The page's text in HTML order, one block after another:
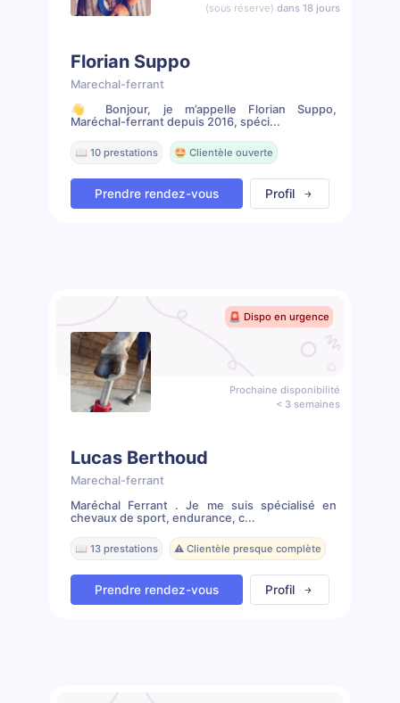
(sous réserve) dans 18 jours
Florian Suppo
Marechal-ferrant
👋 Bonjour, je m’appelle Florian Suppo,
Maréchal-ferrant depuis 2016, spéci...
📖 10 prestations 🤩 Clientèle ouverte
Prendre rendez-vous Profil
🚨 Dispo en urgence
Prochaine disponibilité
< 3 semaines
Lucas Berthoud
Marechal-ferrant
Maréchal Ferrant . Je me suis spécialisé en
chevaux de sport, endurance, c...
📖 13 prestations ⚠️ Clientèle presque complète
Prendre rendez-vous Profil